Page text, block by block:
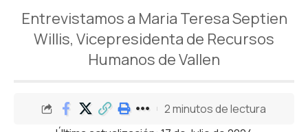
Entrevistamos a Maria Teresa Septien
Willis, Vicepresidenta de Recursos
Humanos de Vallen
2 minutos de lectura